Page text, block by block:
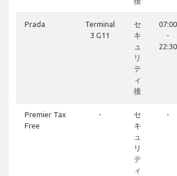
Prada
Terminal
3 G11
セ
キ
ュ
リ
テ
ィ
後
07:00
-
22:30
Premier Tax
Free
-
セ
キ
ュ
リ
テ
ィ
-